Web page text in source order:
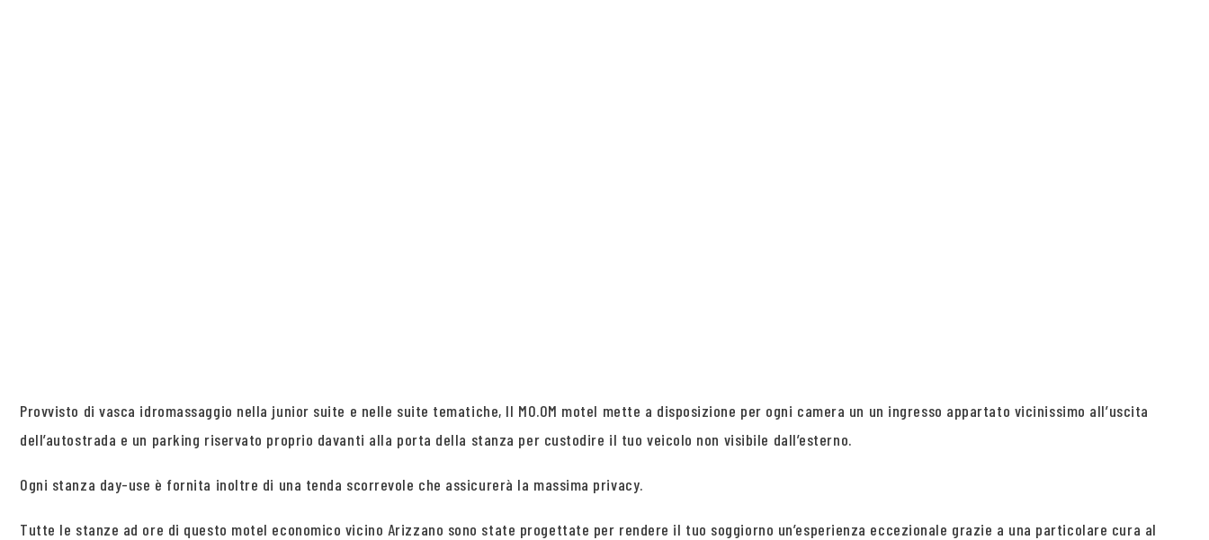
Provvisto di vasca idromassaggio nella junior suite e nelle suite tematiche, Il MO.OM motel mette a disposizione per ogni camera un un ingresso appartato vicinissimo all’uscita
dell’autostrada e un parking riservato proprio davanti alla porta della stanza per custodire il tuo veicolo non visibile dall’esterno.
Ogni stanza day-use è fornita inoltre di una tenda scorrevole che assicurerà la massima privacy.
Tutte le stanze ad ore di questo motel economico vicino Arizzano sono state progettate per rendere il tuo soggiorno un’esperienza eccezionale grazie a una particolare cura al